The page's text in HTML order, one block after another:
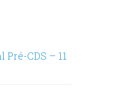
Pré-CDS – 11